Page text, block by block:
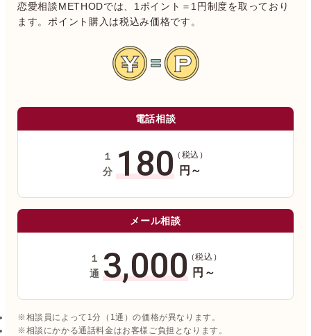
恋愛相談METHODでは、1ポイント＝1円制度を取っており
ます。ポイント購入は税込み価格です。
電話相談
１
分 180 （税込）
円～
メール相談
１
通 3,000（税込）
円～
※相談員によって1分（1通）の価格が異なります。
※相談にかかる通話料金はお客様ご負担となります。